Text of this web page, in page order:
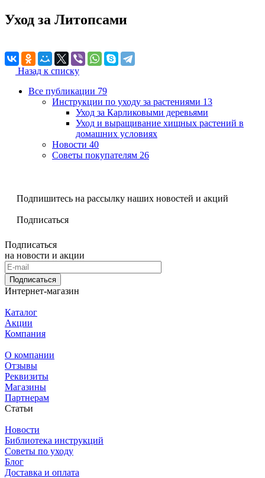
Уход за Литопсами
Назад к списку
Все публикации 79
Инструкции по уходу за растениями 13
Уход за Карликовыми деревьями
Уход и выращивание хищных растений в
домашних условиях
Новости 40
Советы покупателям 26
Подпишитесь на рассылку наших новостей и акций
Подписаться
Подписаться
на новости и акции
Подписаться
Интернет-магазин
Каталог
Акции
Компания
О компании
Отзывы
Реквизиты
Магазины
Партнерам
Статьи
Новости
Библиотека инструкций
Советы по уходу
Блог
Доставка и оплата